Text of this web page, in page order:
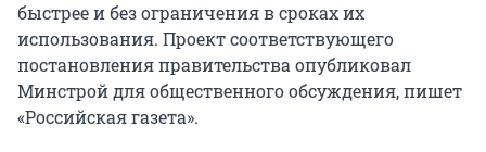
быстрее и без ограничения в сроках их
использования. Проект соответствующего
постановления правительства опубликовал
Минстрой для общественного обсуждения, пишет
«Российская газета».